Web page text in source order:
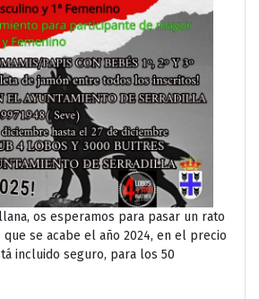
os esperamos para pasar un rato
se acabe el año 2024, en el precio
incluido seguro, para los 50